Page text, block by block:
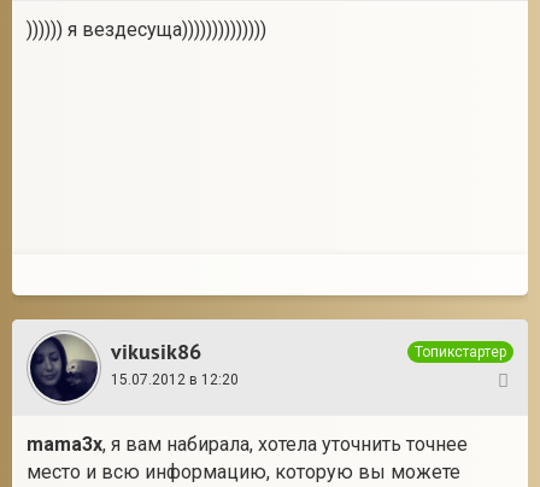
)))))) я вездесуща))))))))))))))
vikusik86
Топикстартер
15.07.2012 в 12:20
mama3x, я вам набирала, хотела уточнить точнее
место и всю информацию, которую вы можете